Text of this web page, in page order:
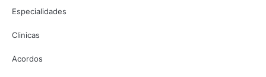
Especialidades
Clinicas
Acordos